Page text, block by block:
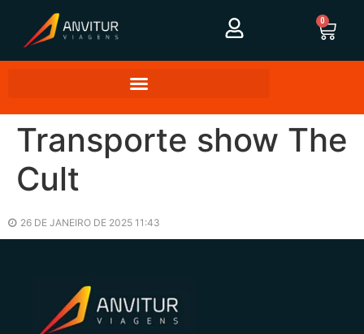
0
Transporte show The
Cult
26 DE JANEIRO DE 2025 11:43